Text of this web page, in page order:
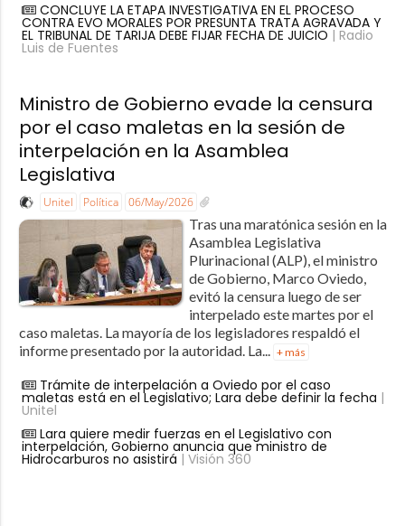
CONCLUYE LA ETAPA INVESTIGATIVA EN EL PROCESO
CONTRA EVO MORALES POR PRESUNTA TRATA AGRAVADA Y
EL TRIBUNAL DE TARIJA DEBE FIJAR FECHA DE JUICIO | Radio
Luis de Fuentes
Ministro de Gobierno evade la censura
por el caso maletas en la sesión de
interpelación en la Asamblea
Legislativa
Unitel Política 06/May/2026
Tras una maratónica sesión en la
Asamblea Legislativa
Plurinacional (ALP), el ministro
de Gobierno, Marco Oviedo,
evitó la censura luego de ser
interpelado este martes por el
caso maletas. La mayoría de los legisladores respaldó el
informe presentado por la autoridad. La... + más
Trámite de interpelación a Oviedo por el caso
maletas está en el Legislativo; Lara debe definir la fecha |
Unitel
Lara quiere medir fuerzas en el Legislativo con
interpelación, Gobierno anuncia que ministro de
Hidrocarburos no asistirá | Visión 360